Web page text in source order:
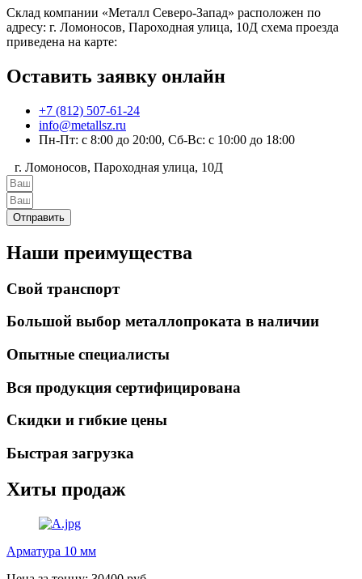
Склад компании «Металл Северо-Запад» расположен по
адресу: г. Ломоносов, Пароходная улица, 10Д схема проезда
приведена на карте:
Оставить заявку онлайн
+7 (812) 507-61-24
info@metallsz.ru
Пн-Пт: с 8:00 до 20:00, Сб-Вс: с 10:00 до 18:00
г. Ломоносов, Пароходная улица, 10Д
Отправить
Наши преимущества
Свой транспорт
Большой выбор металлопроката в наличии
Опытные специалисты
Вся продукция сертифицирована
Скидки и гибкие цены
Быстрая загрузка
Хиты продаж
Арматура 10 мм